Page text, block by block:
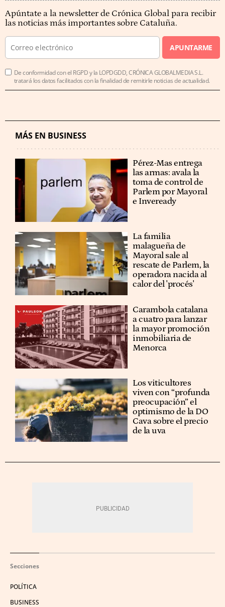
Apúntate a la newsletter de Crónica Global para recibir
las noticias más importantes sobre Cataluña.
APUNTARME
De conformidad con el RGPD y la LOPDGDD, CRÓNICA GLOBALMEDIA S.L.
tratará los datos facilitados con la finalidad de remitirle noticias de actualidad.
MÁS EN BUSINESS
Pérez-Mas entrega
las armas: avala la
toma de control de
Parlem por Mayoral
e Inveready
La familia
malagueña de
Mayoral sale al
rescate de Parlem, la
operadora nacida al
calor del 'procés'
Carambola catalana
a cuatro para lanzar
la mayor promoción
inmobiliaria de
Menorca
Los viticultores
viven con “profunda
preocupación” el
optimismo de la DO
Cava sobre el precio
de la uva
Secciones
POLÍTICA
BUSINESS